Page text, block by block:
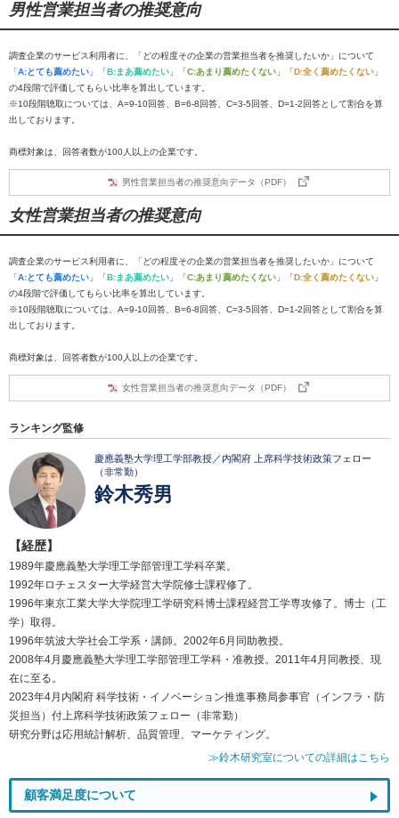
男性営業担当者の推奨意向
調査企業のサービス利用者に、「どの程度その企業の営業担当者を推奨したいか」について
「A:とても薦めたい 」「B:まあ薦めたい 」「C:あまり薦めたくない 」「D:全く薦めたくない 」
の4段階で評価してもらい比率を算出しています。
※10段階聴取については、A=9-10回答、B=6-8回答、C=3-5回答、D=1-2回答として割合を算
出しております。
商標対象は、回答者数が100人以上の企業です。
男性営業担当者の推奨意向データ（PDF）
女性営業担当者の推奨意向
調査企業のサービス利用者に、「どの程度その企業の営業担当者を推奨したいか」について
「A:とても薦めたい 」「B:まあ薦めたい 」「C:あまり薦めたくない 」「D:全く薦めたくない 」
の4段階で評価してもらい比率を算出しています。
※10段階聴取については、A=9-10回答、B=6-8回答、C=3-5回答、D=1-2回答として割合を算
出しております。
商標対象は、回答者数が100人以上の企業です。
女性営業担当者の推奨意向データ（PDF）
ランキング監修
慶應義塾大学理工学部教授／内閣府 上席科学技術政策フェロー
（非常勤）
鈴木秀男
【経歴】
1989年慶應義塾大学理工学部管理工学科卒業。
1992年ロチェスター大学経営大学院修士課程修了。
1996年東京工業大学大学院理工学研究科博士課程経営工学専攻修了。博士（工
学）取得。
1996年筑波大学社会工学系・講師。2002年6月同助教授。
2008年4月慶應義塾大学理工学部管理工学科・准教授。2011年4月同教授、現
在に至る。
2023年4月内閣府 科学技術・イノベーション推進事務局参事官（インフラ・防
災担当）付上席科学技術政策フェロー（非常勤）
研究分野は応用統計解析、品質管理、マーケティング。
≫鈴木研究室についての詳細はこちら
顧客満足度について